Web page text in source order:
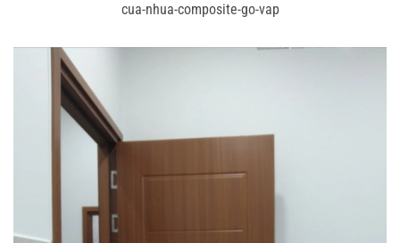
cua-nhua-composite-go-vap